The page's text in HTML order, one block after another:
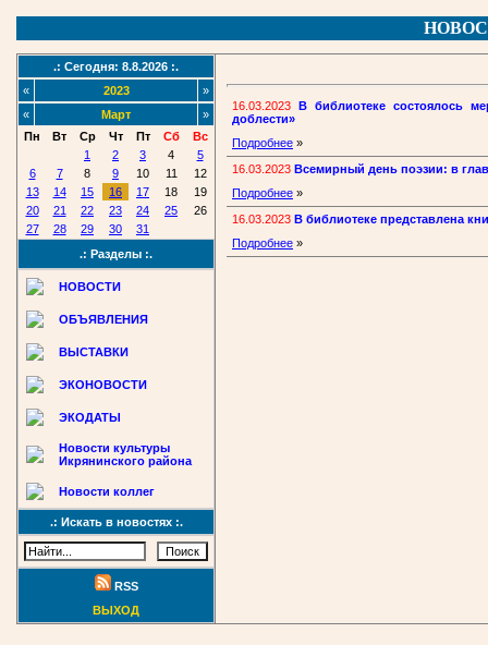
.: Сегодня: 8.8.2026 :.
«
2023
»
«
Март
»
Пн
Вт Ср Чт Пт Сб
Вс
1
2 3 4
5
6
7 8 9 10 11
12
13
14 15 16 17 18
19
20
21 22 23 24 25
26
27
28 29 30
31
.: Разделы :.
НОВОСТИ
ОБЪЯВЛЕНИЯ
ВЫСТАВКИ
ЭКОНОВОСТИ
ЭКОДАТЫ
Новости культуры
Икрянинского района
Новости коллег
.: Искать в новостях :.
RSS
ВЫХОД
16.03.2023 В библиотеке состоялось
доблести»
Подробнее »
16.03.2023 Всемирный день поэзии: в
Подробнее »
16.03.2023 В библиотеке представлена
Подробнее »